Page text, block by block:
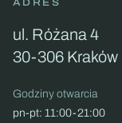
ul. Różana 4
30-306 Kraków
Godziny otwarcia
pn-pt: 11:00-21:00